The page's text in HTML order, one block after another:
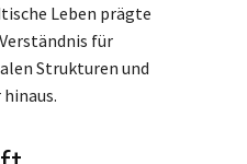
Leben prägte
für
Strukturen und